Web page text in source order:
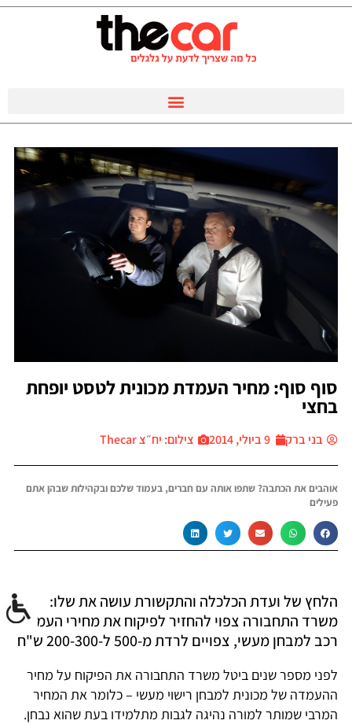
סוף סוף: מחיר העמדת מכונית לטסט יופחת
בחצי
בני ברק 9 ביולי, 2014 צילום: יח״צ Thecar
אוהבים את הכתבה? שתפו אותה עם חברים, בעמוד שלכם ובקהילות שבהן אתם
פעילים
הלחץ של ועדת הכלכלה והתקשורת עושה את שלו:
משרד התחבורה צפוי להחזיר לפיקוח את מחירי העמדת
רכב למבחן מעשי, צפויים לרדת מ-500 ל-200-300 ש"ח
לפני מספר שנים ביטל משרד התחבורה את הפיקוח על מחיר
ההעמדה של מכונית למבחן רישוי מעשי – כלומר את המחיר
המרבי שמותר למורה נהיגה לגבות מתלמידו בעת שהוא נבחן.